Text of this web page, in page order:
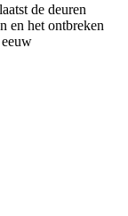
de deuren
en het ontbreken